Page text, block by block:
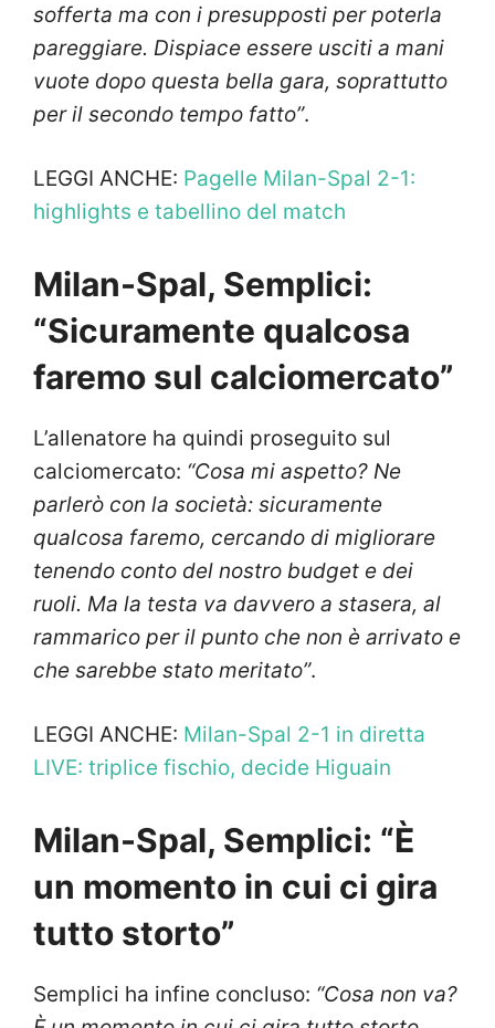
sofferta ma con i presupposti per poterla
pareggiare. Dispiace essere usciti a mani
vuote dopo questa bella gara, soprattutto
per il secondo tempo fatto”.
LEGGI ANCHE: Pagelle Milan-Spal 2-1:
highlights e tabellino del match
Milan-Spal, Semplici:
“Sicuramente qualcosa
faremo sul calciomercato”
L’allenatore ha quindi proseguito sul
calciomercato: “Cosa mi aspetto? Ne
parlerò con la società: sicuramente
qualcosa faremo, cercando di migliorare
tenendo conto del nostro budget e dei
ruoli. Ma la testa va davvero a stasera, al
rammarico per il punto che non è arrivato e
che sarebbe stato meritato”.
LEGGI ANCHE: Milan-Spal 2-1 in diretta
LIVE: triplice fischio, decide Higuain
Milan-Spal, Semplici: “È
un momento in cui ci gira
tutto storto”
Semplici ha infine concluso: “Cosa non va?